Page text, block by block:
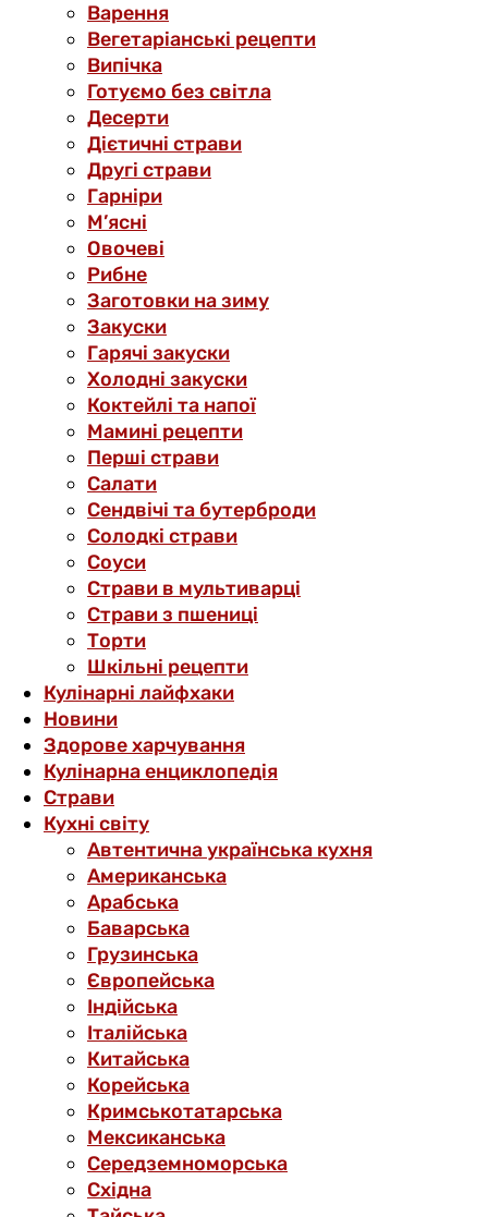
Варення
Вегетаріанські рецепти
Випічка
Готуємо без світла
Десерти
Дієтичні страви
Другі страви
Гарніри
М’ясні
Овочеві
Рибне
Заготовки на зиму
Закуски
Гарячі закуски
Холодні закуски
Коктейлі та напої
Мамині рецепти
Перші страви
Салати
Сендвічі та бутерброди
Солодкі страви
Соуси
Страви в мультиварці
Страви з пшениці
Торти
Шкільні рецепти
Кулінарні лайфхаки
Новини
Здорове харчування
Кулінарна енциклопедія
Страви
Кухні світу
Автентична українська кухня
Американська
Арабська
Баварська
Грузинська
Європейська
Індійська
Італійська
Китайська
Корейська
Кримськотатарська
Мексиканська
Середземноморська
Східна